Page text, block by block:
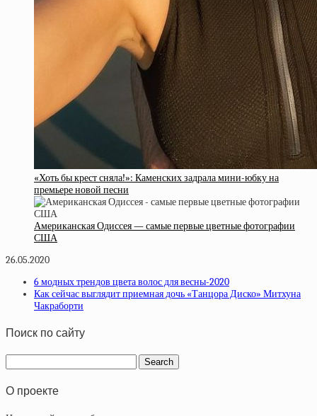
«Хоть бы крест сняла!»: Каменских задрала мини-юбку на
премьере новой песни
Американская Одиссея — самые первые цветные фотографии
США
26.05.2020
6 модных трендов цвета волос для весны-2020
Как сейчас выглядит приемная дочь «Танцора Диско» Митхуна
Чакраборти
Поиск по сайту
О проекте